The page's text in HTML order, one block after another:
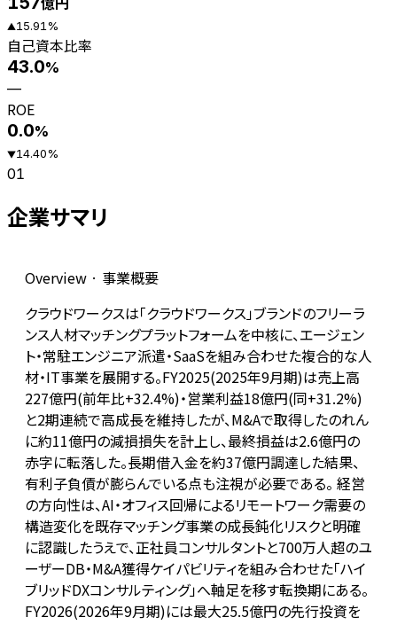
▲15.91 %
自己資本比率
43.0%
—
ROE
0.0%
▼14.40%
01
企業サマリ
Overview · 事業概要
クラウドワークスは「クラウドワークス」ブランドのフリーラ
ンス人材マッチングプラットフォームを中核に、エージェン
ト・常駐エンジニア派遣・SaaSを組み合わせた複合的な人
材・IT事業を展開する。FY2025(2025年9月期)は売上高
227億円(前年比+32.4%)・営業利益18億円(同+31.2%)
と2期連続で高成長を維持したが、M&Aで取得したのれん
に約11億円の減損損失を計上し、最終損益は2.6億円の
赤字に転落した。長期借入金を約37億円調達した結果、
有利子負債が膨らんでいる点も注視が必要である。 経営
の方向性は、AI・オフィス回帰によるリモートワーク需要の
構造変化を既存マッチング事業の成長鈍化リスクと明確
に認識したうえで、正社員コンサルタントと700万人超のユ
ーザーDB・M&A獲得ケイパビリティを組み合わせた「ハイ
ブリッドDXコンサルティング」へ軸足を移す転換期にある。
FY2026(2026年9月期)には最大25.5億円の先行投資を